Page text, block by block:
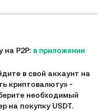
на P2P: в приложении
в свой аккаунт на
криптовалюту» -
необходимый
на покупку USDT.